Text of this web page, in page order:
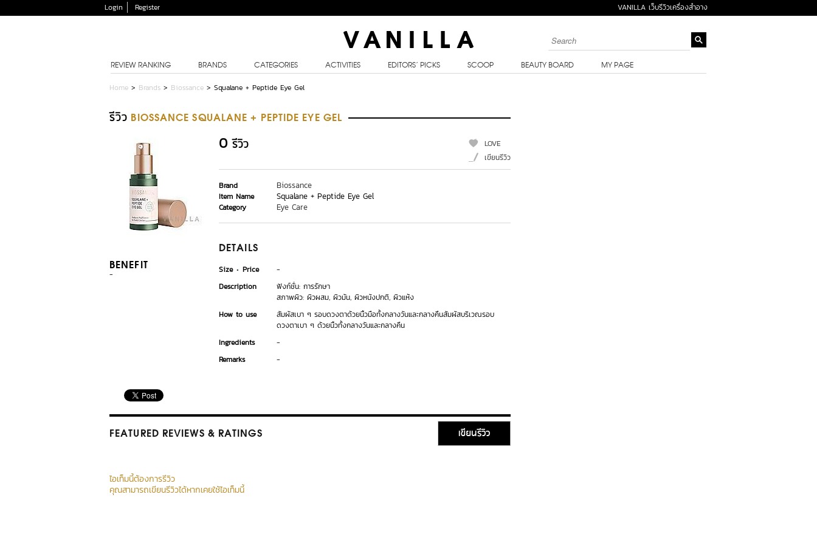
Login Register VANILLA เว็บรีวิวเครื่องสำอาง
REVIEW RANKING BRANDS CATEGORIES ACTIVITIES EDITORS’ PICKS SCOOP BEAUTY BOARD MY PAGE
Home > Brands > Biossance > Squalane + Peptide Eye Gel
รีวิว BIOSSANCE SQUALANE + PEPTIDE EYE GEL
BENEFIT
-
0 รีวิว
LOVE
เขียนรีวิว
Brand Biossance
Item Name Squalane + Peptide Eye Gel
Category Eye Care
DETAILS
Size Price
-
Description
ฟังก์ชั่น: การรักษา
สภาพผิว: ผิวผสม, ผิวมัน, ผิวหนังปกติ, ผิวแห้ง
How to use
สัมผัสเบา ๆ รอบดวงตาด้วยนิ้วมือทั้งกลางวันและกลางคืนสัมผัสบริเวณรอบ
ดวงตาเบา ๆ ด้วยนิ้วทั้งกลางวันและกลางคืน
Ingredients
-
Remarks
-
FEATURED REVIEWS & RATINGS เขียนรีวิว
ไอเท็มนี้ต้องการรีวิว
คุณสามารถเขียนรีวิวได้หากเคยใช้ไอเท็มนี้